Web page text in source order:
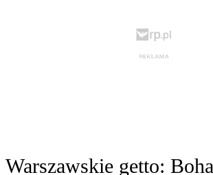
Warszawskie getto: